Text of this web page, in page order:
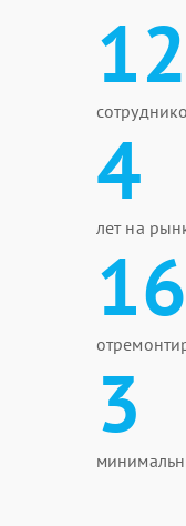
12
4
лет на
3